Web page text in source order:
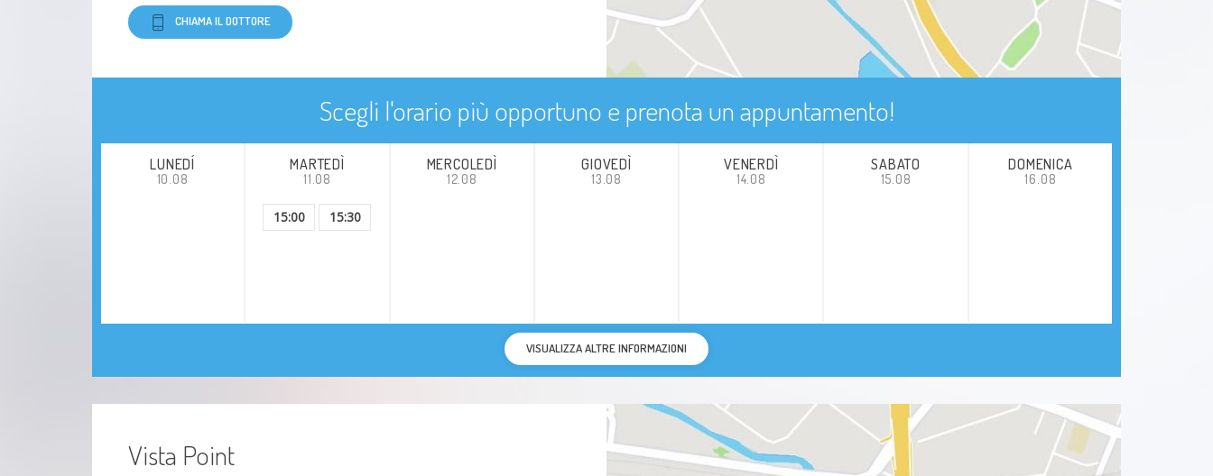
CHIAMA IL DOTTORE
Scegli l'orario più opportuno e prenota un appuntamento!
LUNEDÍ
10.08
MARTEDÌ
11.08
15:00 15:30
MERCOLEDÌ
12.08
GIOVEDÌ
13.08
VENERDÌ
14.08
SABATO
15.08
DOMENICA
16.08
VISUALIZZA ALTRE INFORMAZIONI
Vista Point